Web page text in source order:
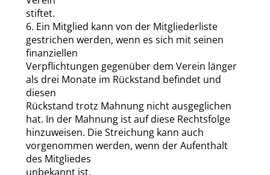
stiftet.
6. Ein Mitglied kann von der Mitgliederliste
gestrichen werden, wenn es sich mit seinen
finanziellen
Verpflichtungen gegenüber dem Verein länger
als drei Monate im Rückstand befindet und
diesen
Rückstand trotz Mahnung nicht ausgeglichen
hat. In der Mahnung ist auf diese Rechtsfolge
hinzuweisen. Die Streichung kann auch
vorgenommen werden, wenn der Aufenthalt
des Mitgliedes
unbekannt ist.